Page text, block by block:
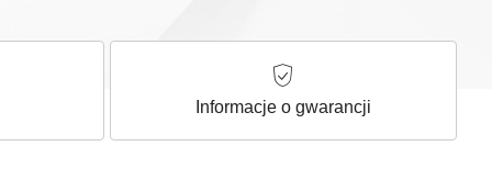
Informacje o gwarancji